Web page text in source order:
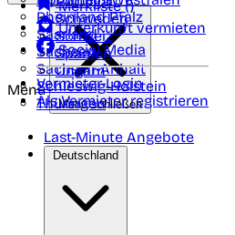
Rheinland Pfalz
Saarland
Sachsen
Sachsen-Anhalt
Schleswig-Holstein
Thüringen
Schweden
Schweiz
Spanien
Ungarn
Merkliste ()
Unterkunft vermieten
Social Media
Vermieter-Login
Als Vermieter registrieren
Menü
Menü schließen
Last-Minute Angebote
Deutschland